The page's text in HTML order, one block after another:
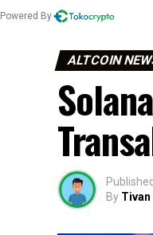
Powered By
ALTCOIN
Published
By Tivan